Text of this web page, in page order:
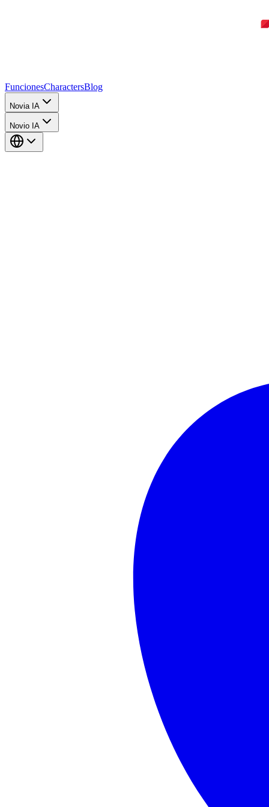
FuncionesCharactersBlog
Novia IA
Novio IA